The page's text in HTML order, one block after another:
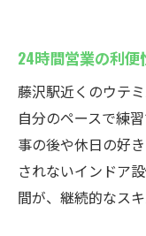
24時間営業の利
藤沢駅近くのウテ
自分のペースで練
事の後や休日の好
されないインドア
間が、継続的なス